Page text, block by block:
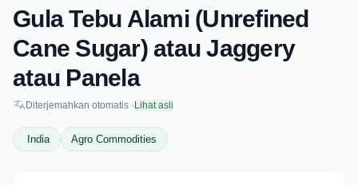
Gula Tebu Alami (Unrefined
Cane Sugar) atau Jaggery
atau Panela
Diterjemahkan otomatis · Lihat asli
India Agro Commodities